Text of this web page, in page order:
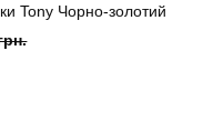
Tony Чорно-золотий